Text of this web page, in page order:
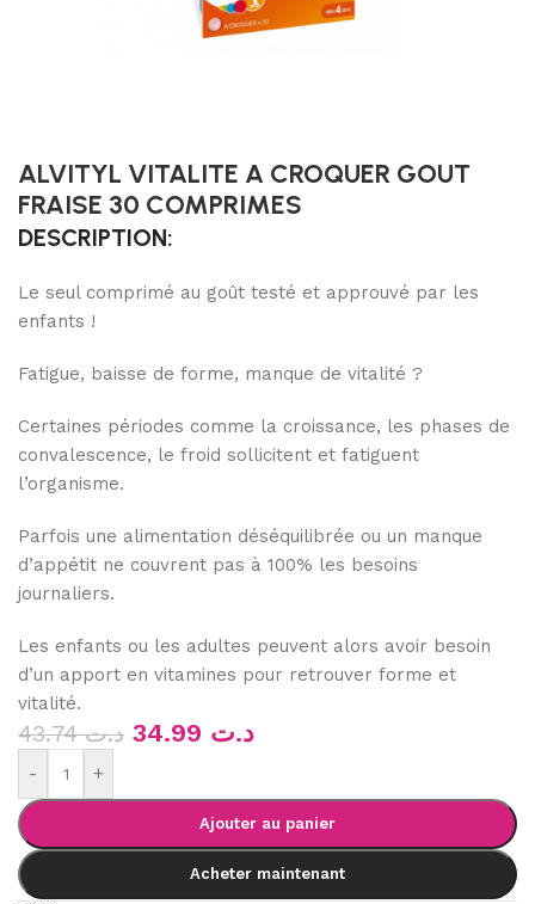
ALVITYL VITALITE A CROQUER GOUT
FRAISE 30 COMPRIMES
DESCRIPTION:
Le seul comprimé au goût testé et approuvé par les
enfants !
Fatigue, baisse de forme, manque de vitalité ?
Certaines périodes comme la croissance, les phases de
convalescence, le froid sollicitent et fatiguent
l’organisme.
Parfois une alimentation déséquilibrée ou un manque
d’appétit ne couvrent pas à 100% les besoins
journaliers.
Les enfants ou les adultes peuvent alors avoir besoin
d’un apport en vitamines pour retrouver forme et
vitalité.
د.ت43.74 د.ت
- +
Ajouter au panier
Acheter maintenant